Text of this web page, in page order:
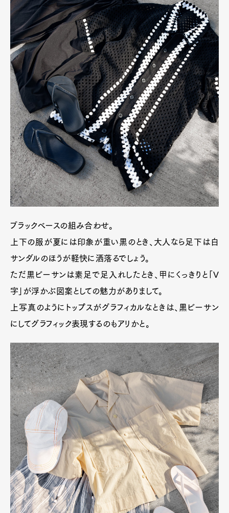
ブラックベースの組み合わせ。
上下の服が夏には印象が重い黒のとき、大人なら足下は白
サンダルのほうが軽快に洒落るでしょう。
ただ黒ビーサンは素足で足入れしたとき、甲にくっきりと「V
字」が浮かぶ図案としての魅力がありまして。
上写真のようにトップスがグラフィカルなときは、黒ビーサン
にしてグラフィック表現するのもアリかと。